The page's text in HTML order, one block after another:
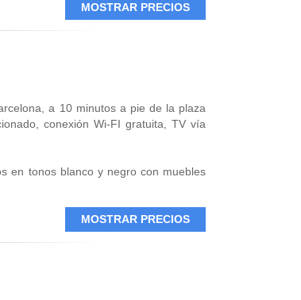
de Barcelona. Nuestros apartamentos
de Barcelona que disponga de unas
servicio de conserjería y
de la semana.
todos los servicios. Existen muchos
larga estancia en la Ciudad Condal,
y mucho más.
MOSTRAR PRECIOS
a 10 minutos a pie de la plaza
conexión Wi-FI gratuita, TV vía
en tonos blanco y negro con muebles
de CD.
MOSTRAR PRECIOS